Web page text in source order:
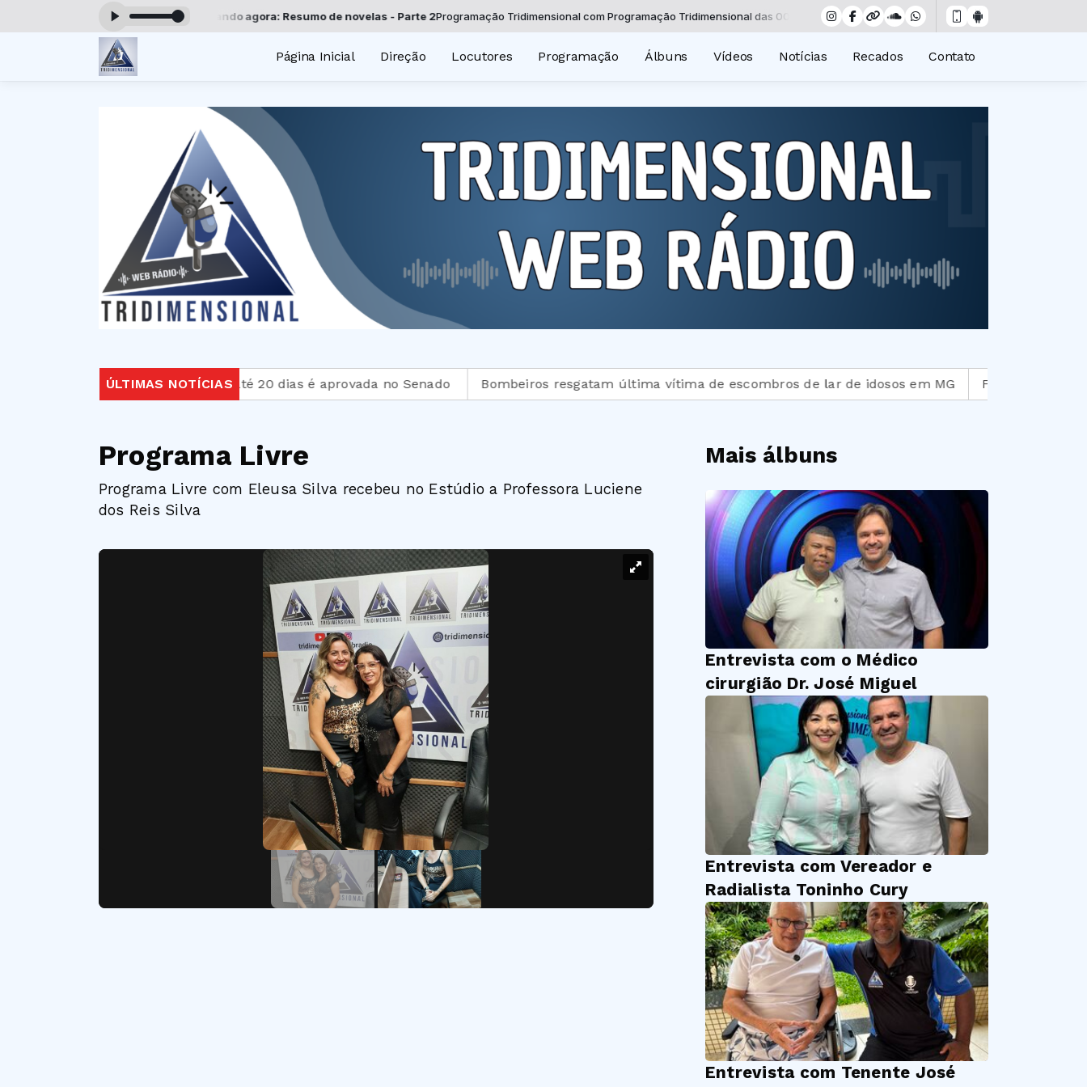
das 00:00 às 19:00 -Tocando agora: Resumo de novelas - Parte 2Programação Tridimensional com Programação Tridimensional das 00:00 às 19:00 - Tocando agora: Resumo de novelas - Parte 2
Página Inicial Direção Locutores Programação Álbuns Vídeos Notícias Recados Contato
ÚLTIMAS NOTÍCIAS
Licença-paternidade de até 20 dias é aprovada no Senado Bombeiros resgatam última vítima de escombros de lar de idosos em MG Falta postura de
Programa Livre
Programa Livre com Eleusa Silva recebeu no Estúdio a Professora Luciene
dos Reis Silva
Mais álbuns
Entrevista com o Médico
cirurgião Dr. José Miguel
Entrevista com Vereador e
Radialista Toninho Cury
Entrevista com Tenente José